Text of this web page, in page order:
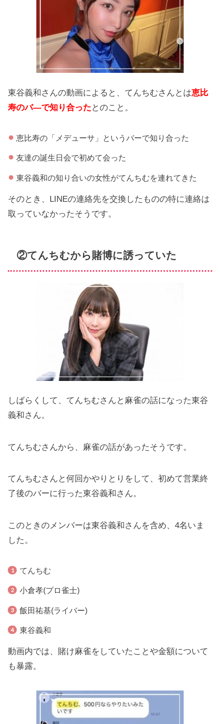
東谷義和さんの動画によると、てんちむさんとは恵比
寿のバ―で知り合った とのこと。
恵比寿の「メデューサ」というバーで知り合った
友達の誕生日会で初めて会った
東谷義和の知り合いの女性がてんちむを連れてきた
そのとき、LINEの連絡先を交換したものの特に連絡は
取っていなかったそうです。
②てんちむから賭博に誘っていた
しばらくして、てんちむさんと麻雀の話になった東谷
義和さん。
てんちむさんから、麻雀の話があったそうです。
てんちむさんと何回かやりとりをして、初めて営業終
了後のバーに行った東谷義和さん。
このときのメンバーは東谷義和さんを含め、4名いま
した。
てんちむ
小倉孝(プロ雀士)
飯田祐基(ライバー)
東谷義和
動画内では、賭け麻雀をしていたことや金額について
も暴露。